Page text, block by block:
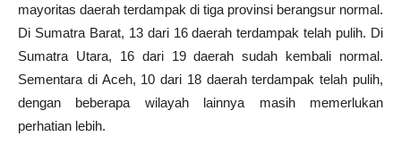
mayoritas daerah terdampak di tiga provinsi berangsur normal.
Di Sumatra Barat, 13 dari 16 daerah terdampak telah pulih. Di
Sumatra Utara, 16 dari 19 daerah sudah kembali normal.
Sementara di Aceh, 10 dari 18 daerah terdampak telah pulih,
dengan beberapa wilayah lainnya masih memerlukan
perhatian lebih.